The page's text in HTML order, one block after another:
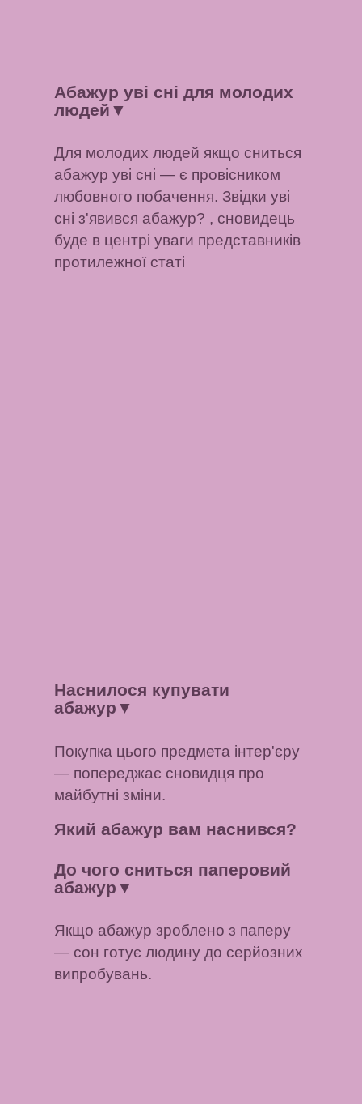
Абажур уві сні для молодих
людей ▼
Для молодих людей якщо сниться
абажур уві сні — є провісником
любовного побачення. Звідки уві
сні з'явився абажур? , сновидець
буде в центрі уваги представників
протилежної статі
Наснилося купувати
абажур ▼
Покупка цього предмета інтер'єру
— попереджає сновидця про
майбутні зміни.
Який абажур вам наснився?
До чого сниться паперовий
абажур ▼
Якщо абажур зроблено з паперу
— сон готує людину до серйозних
випробувань.